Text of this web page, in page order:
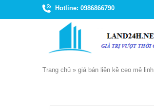
Hotline: 0986866790
Trang chủ » giá bán liền kề ceo mê linh